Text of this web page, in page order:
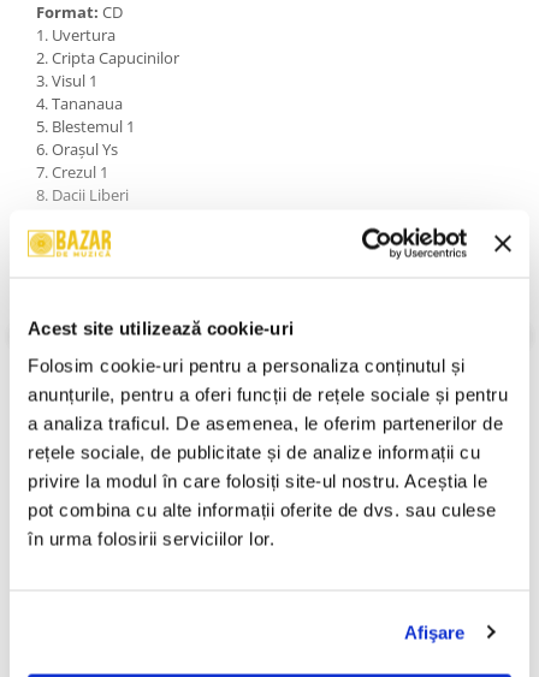
Acest site utilizează cookie-uri
Folosim cookie-uri pentru a personaliza conținutul și
anunțurile, pentru a oferi funcții de rețele sociale și pentru
a analiza traficul. De asemenea, le oferim partenerilor de
rețele sociale, de publicitate și de analize informații cu
privire la modul în care folosiți site-ul nostru. Aceștia le
pot combina cu alte informații oferite de dvs. sau culese
în urma folosirii serviciilor lor.
Afişare
Format: CD
1. Uvertura
2. Cripta Capucinilor
3. Visul 1
4. Tananaua
5. Blestemul 1
6. Orașul Ys
7. Crezul 1
8. Dacii Liberi
10. Blazonul
11. Ruga 1
14. Departe, Departe
15. Crezul 2
16. Dracula
17. Dorință
An Lansare:1996
Stil:Rock ; Psychedelic
Stare Disc:Near Mint (NM or M-)
Stare Coperta:Near Mint (NM or M-)
Informatii conformitate produs
Review-uri(0)
PRODUSE ALTERNATIVE